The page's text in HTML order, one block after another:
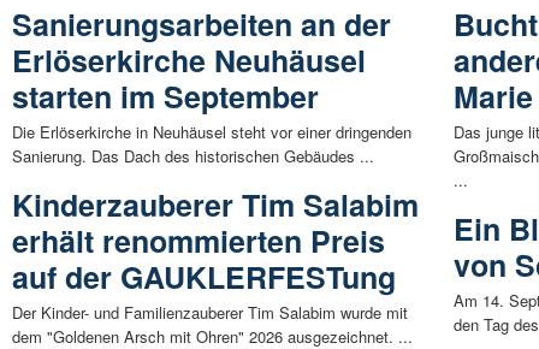
Sanierungsarbeiten an der
Erlöserkirche Neuhäusel
starten im September
Die Erlöserkirche in Neuhäusel steht vor einer dringenden
Sanierung. Das Dach des historischen Gebäudes ...
Kinderzauberer Tim Salabim
erhält renommierten Preis
auf der GAUKLERFESTung
Der Kinder- und Familienzauberer Tim Salabim wurde mit
dem "Goldenen Arsch mit Ohren" 2026 ausgezeichnet. ...
Das junge
...
Ein
von
Am 14.
den Tag